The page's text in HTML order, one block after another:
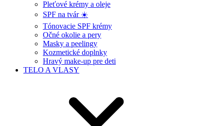
Pleťové krémy a oleje
SPF na tvár ☀️
Tónovacie SPF krémy
Očné okolie a pery
Masky a peelingy
Kozmetické doplnky
Hravý make-up pre deti
TELO A VLASY